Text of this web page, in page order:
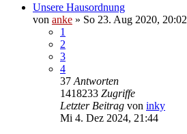
Unsere Hausordnung
von anke » So 23. Aug 2020, 20:02
1
2
3
4
37 Antworten
1418233 Zugriffe
Letzter Beitrag von inky
Mi 4. Dez 2024, 21:44